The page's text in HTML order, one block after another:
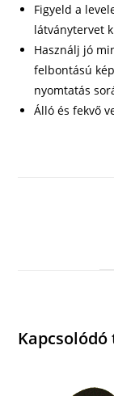
Figyeld a
látványtervet
Használj jó
felbontású
nyomtatás
Álló és fekvő